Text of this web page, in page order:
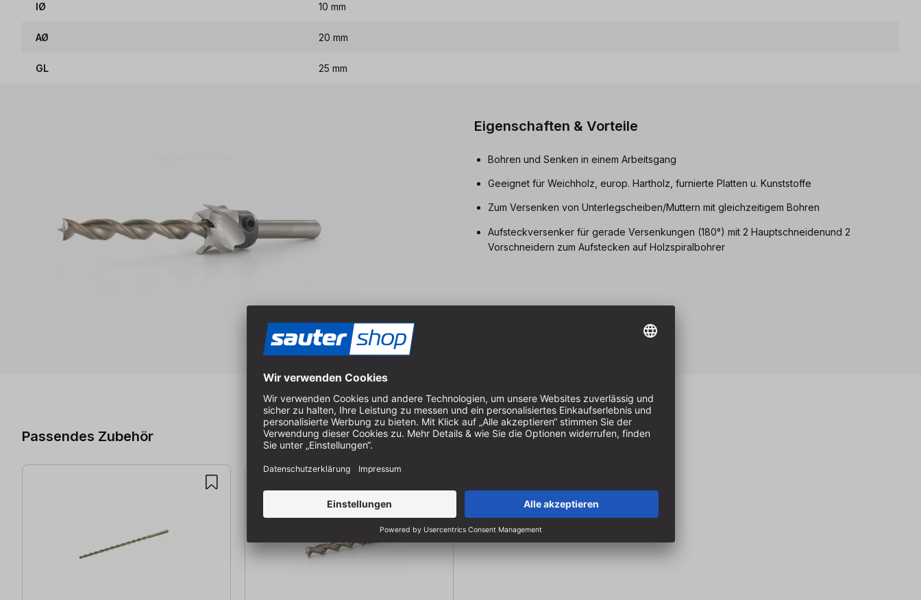
IØ 10 mm
AØ 20 mm
GL 25 mm
Eigenschaften & Vorteile
Bohren und Senken in einem Arbeitsgang
Geeignet für Weichholz, europ. Hartholz, furnierte Platten u. Kunststoffe
Zum Versenken von Unterlegscheiben/Muttern mit gleichzeitigem Bohren
Aufsteckversenker für gerade Versenkungen (180°) mit 2 Hauptschneidenund 2
Vorschneidern zum Aufstecken auf Holzspiralbohrer
Passendes Zubehör